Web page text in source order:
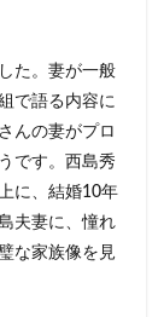
た。妻が一般
で語る内容に
んの妻がプロ
です。西島秀
に、結婚10年
夫妻に、憧れ
な家族像を見